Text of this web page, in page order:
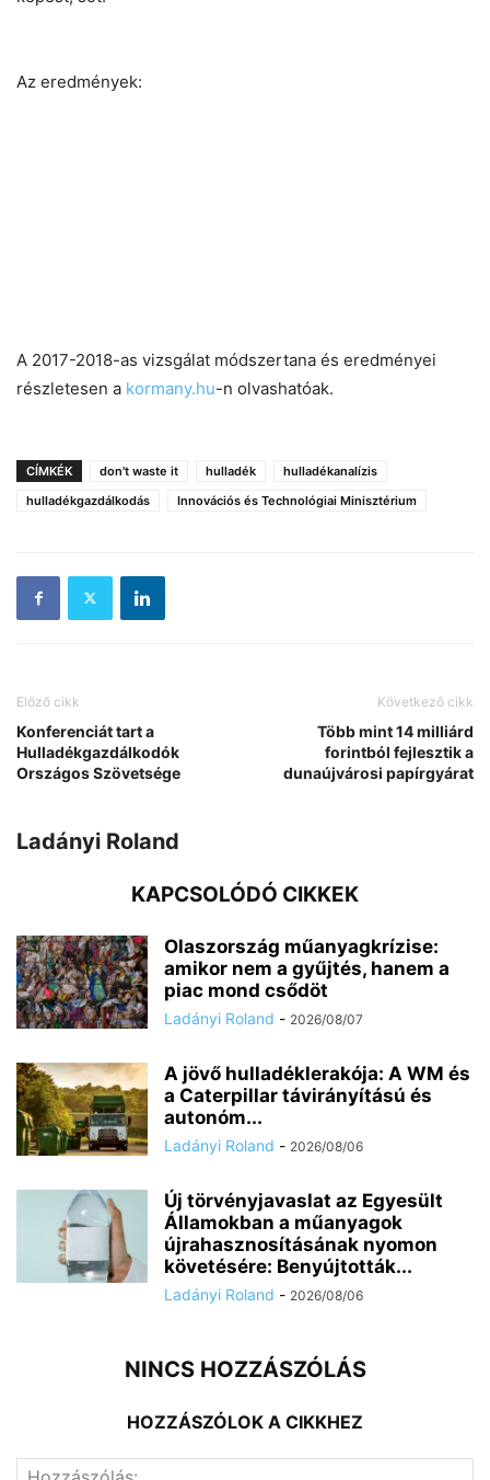
Az eredmények:
A 2017-2018-as vizsgálat módszertana és eredményei
részletesen a kormany.hu-n olvashatóak.
CÍMKÉK don't waste it hulladék
hulladékanalízis
hulladékgazdálkodás
Innovációs és Technológiai Minisztérium
Előző cikk
Konferenciát tart a
Hulladékgazdálkodók
Országos Szövetsége
Következő cikk
Több mint 14 milliárd
forintból fejlesztik a
dunaújvárosi papírgyárat
Ladányi Roland
KAPCSOLÓDÓ CIKKEK
Olaszország műanyagkrízise:
amikor nem a gyűjtés, hanem a
piac mond csődöt
Ladányi Roland - 2026/08/07
A jövő hulladéklerakója: A WM és
a Caterpillar távirányítású és
autonóm...
Ladányi Roland - 2026/08/06
Új törvényjavaslat az Egyesült
Államokban a műanyagok
újrahasznosításának nyomon
követésére: Benyújtották...
Ladányi Roland - 2026/08/06
NINCS HOZZÁSZÓLÁS
HOZZÁSZÓLOK A CIKKHEZ